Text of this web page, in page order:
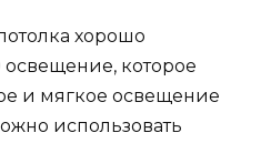
хорошо
которое
и мягкое освещение
использовать